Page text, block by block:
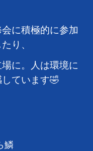
に積極的に参加
り、
に。人は環境に
ています🤣
鱗